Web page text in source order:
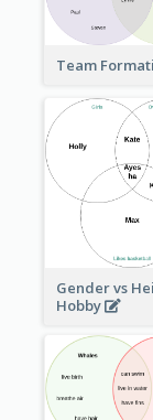
Team
Gender vs
Hobby